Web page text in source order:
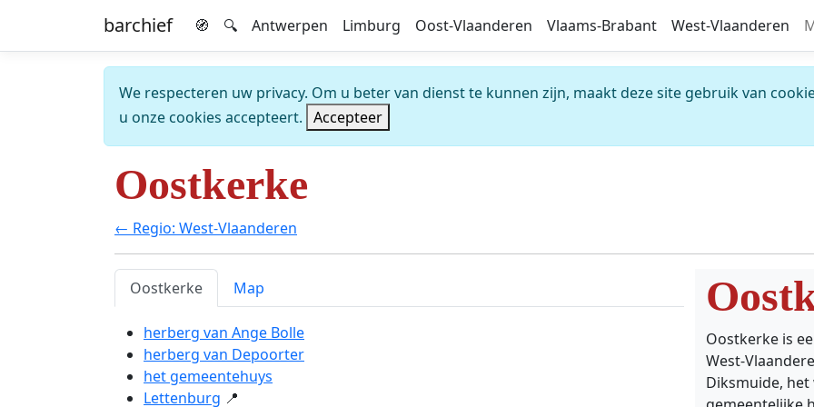
barchief 🧭 🔍 Antwerpen Limburg Oost-Vlaanderen Vlaams-Brabant West-Vlaanderen
We respecteren uw privacy. Om u beter van dienst te kunnen zijn, maakt deze site gebruik van
u onze cookies accepteert. Accepteer
Oostkerke
← Regio: West-Vlaanderen
Oostkerke Map
herberg van Ange Bolle
herberg van Depoorter
het gemeentehuys
Lettenburg 📍
Oostkerke is
West-
Diksmuide,